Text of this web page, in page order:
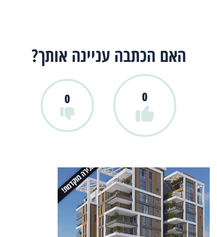
האם הכתבה עניינה אותך?
0
0